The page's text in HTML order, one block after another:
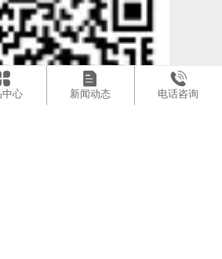
中心
򠕳
新闻动态
򠤐
电话咨询